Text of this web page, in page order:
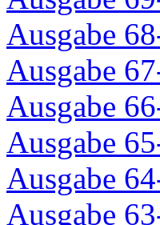
Ausgabe
Ausgabe
Ausgabe
Ausgabe
Ausgabe
Ausgabe